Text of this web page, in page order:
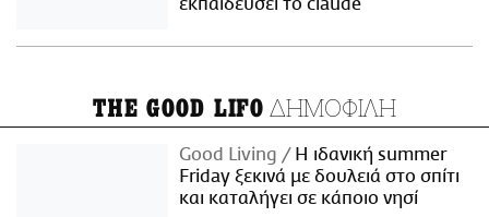
εκπαιδεύσει το claude
THE GOOD LIFO ΔΗΜΟΦΙΛΗ
Good Living
Η ιδανική summer
Friday ξεκινά με δουλειά στο σπίτι
και καταλήγει σε κάποιο νησί